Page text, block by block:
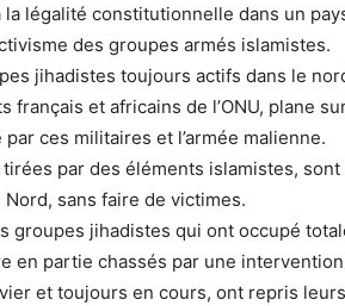
légalité constitutionnelle dans un
des groupes armés islamistes.
jihadistes toujours actifs dans le
et africains de l’ONU, plane
ces militaires et l’armée malienne.
par des éléments islamistes,
sans faire de victimes.
groupes jihadistes qui ont occupé
en partie chassés par une
et toujours en cours, ont repris